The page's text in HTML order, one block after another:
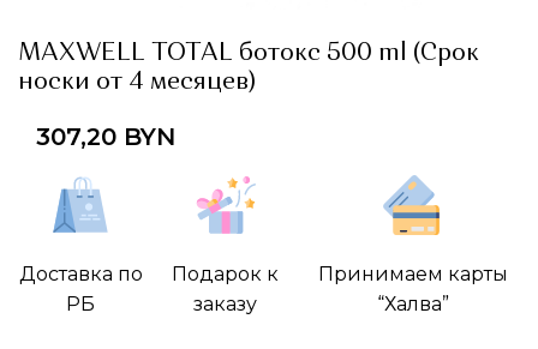
MAXWELL TOTAL ботокс 500 ml (Срок
носки от 4 месяцев)
307,20 BYN
Доставка по
РБ
Подарок к
заказу
Принимаем карты
“Халва”